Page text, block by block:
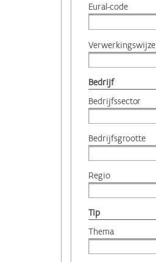
Eural-code
Verwerkingswijze
Bedrijf
Bedrijfssector
Bedrijfsgrootte
Regio
Tip
Thema